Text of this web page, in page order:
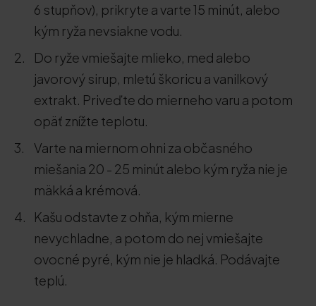
6 stupňov), prikryte a varte 15 minút, alebo
kým ryža nevsiakne vodu.
Do ryže vmiešajte mlieko, med alebo
javorový sirup, mletú škoricu a vanilkový
extrakt. Priveďte do mierneho varu a potom
opäť znížte teplotu.
Varte na miernom ohni za občasného
miešania 20 - 25 minút alebo kým ryža nie je
mäkká a krémová.
Kašu odstavte z ohňa, kým mierne
nevychladne, a potom do nej vmiešajte
ovocné pyré, kým nie je hladká. Podávajte
teplú.